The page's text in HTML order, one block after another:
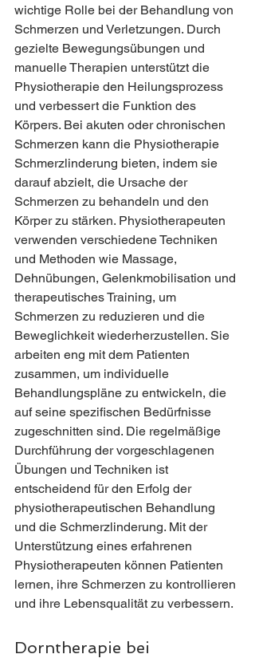
wichtige Rolle bei der Behandlung von
Schmerzen und Verletzungen. Durch
gezielte Bewegungsübungen und
manuelle Therapien unterstützt die
Physiotherapie den Heilungsprozess
und verbessert die Funktion des
Körpers. Bei akuten oder chronischen
Schmerzen kann die Physiotherapie
Schmerzlinderung bieten, indem sie
darauf abzielt, die Ursache der
Schmerzen zu behandeln und den
Körper zu stärken. Physiotherapeuten
verwenden verschiedene Techniken
und Methoden wie Massage,
Dehnübungen, Gelenkmobilisation und
therapeutisches Training, um
Schmerzen zu reduzieren und die
Beweglichkeit wiederherzustellen. Sie
arbeiten eng mit dem Patienten
zusammen, um individuelle
Behandlungspläne zu entwickeln, die
auf seine spezifischen Bedürfnisse
zugeschnitten sind. Die regelmäßige
Durchführung der vorgeschlagenen
Übungen und Techniken ist
entscheidend für den Erfolg der
physiotherapeutischen Behandlung
und die Schmerzlinderung. Mit der
Unterstützung eines erfahrenen
Physiotherapeuten können Patienten
lernen, ihre Schmerzen zu kontrollieren
und ihre Lebensqualität zu verbessern.
Dorntherapie bei